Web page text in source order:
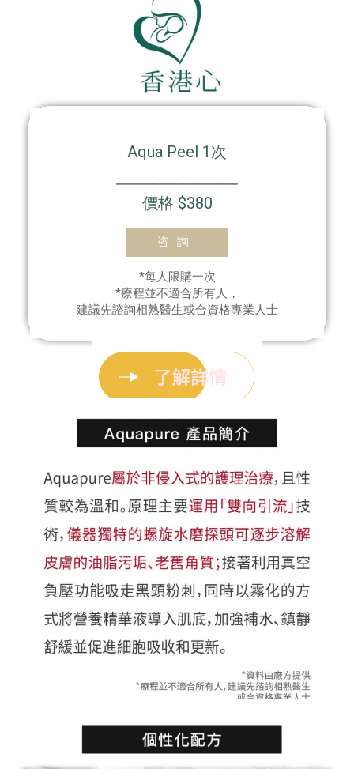
Aqua Peel 1次
價格 $380
咨詢
*每人限購一次
*療程並不適合所有人，
建議先諮詢相熟醫生或合資格專業人士